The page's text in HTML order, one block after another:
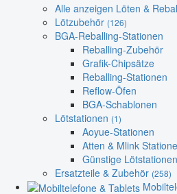
Alle anzeigen Löten &
Lötzubehör (126)
BGA-Reballing-Stationen
Reballing-Zubehör
Grafik-Chipsätze
Reballing-Stationen
Reflow-Öfen
BGA-Schablonen
Lötstationen (1)
Aoyue-Stationen
Atten & Mlink
Günstige Lötstationen
Ersatzteile & Zubehör (258)